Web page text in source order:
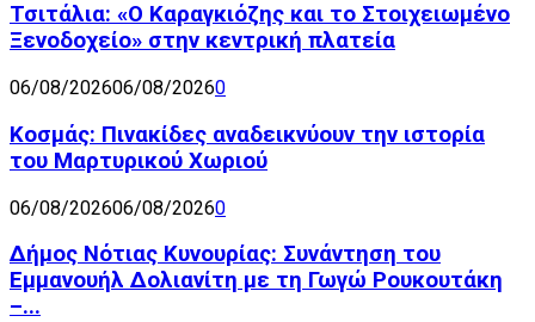
Τσιτάλια: «Ο Καραγκιόζης και το Στοιχειωμένο
Ξενοδοχείο» στην κεντρική πλατεία
06/08/202606/08/20260
Κοσμάς: Πινακίδες αναδεικνύουν την ιστορία
του Μαρτυρικού Χωριού
06/08/202606/08/20260
Δήμος Νότιας Κυνουρίας: Συνάντηση του
Εμμανουήλ Δολιανίτη με τη Γωγώ Ρουκουτάκη
–...